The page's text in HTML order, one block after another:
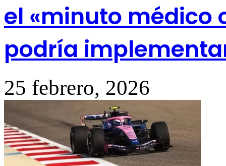
el «minuto médico
podría
25 febrero, 2026